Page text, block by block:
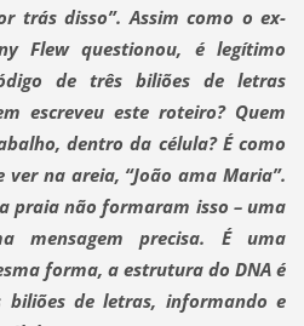
trás disso”. Assim como o ex-
Flew questionou, é legítimo
de três biliões de letras
escreveu este roteiro? Quem
dentro da célula?É como
na areia, “João ama Maria”.
praia não formaram isso – uma
mensagem precisa. É uma
forma, a estrutura do DNA é
biliões de letras, informando e